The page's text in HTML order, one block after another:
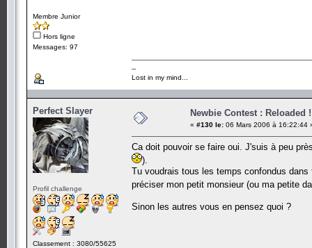
Membre Junior
Hors ligne
Messages: 97
--
Lost in my mind...
Perfect Slayer
Profil challenge
Classement : 3080/55625
Newbie Contest : Reloaded !
« #130 le: 06 Mars 2006 à 16:22:44
Ca doit pouvoir se faire oui. J'suis à peu
).
Tu voudrais tous les temps confondus
préciser mon petit monsieur (ou ma petite
Sinon les autres vous en pensez quoi ?